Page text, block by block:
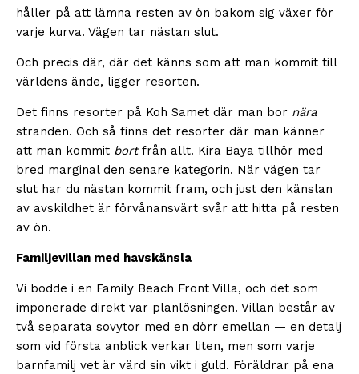
håller på att lämna resten av ön bakom sig växer för
varje kurva. Vägen tar nästan slut.
Och precis där, där det känns som att man kommit till
världens ände, ligger resorten.
Det finns resorter på Koh Samet där man bor nära
stranden. Och så finns det resorter där man känner
att man kommit bortfrån allt. Kira Baya tillhör med
bred marginal den senare kategorin. När vägen tar
slut har du nästan kommit fram, och just den känslan
av avskildhet är förvånansvärt svår att hitta på resten
av ön.
Familjevillan med havskänsla
Vi bodde i en Family Beach Front Villa, och det som
imponerade direkt var planlösningen. Villan består av
två separata sovytor med en dörr emellan — en detalj
som vid första anblick verkar liten, men som varje
barnfamilj vet är värd sin vikt i guld. Föräldrar på ena